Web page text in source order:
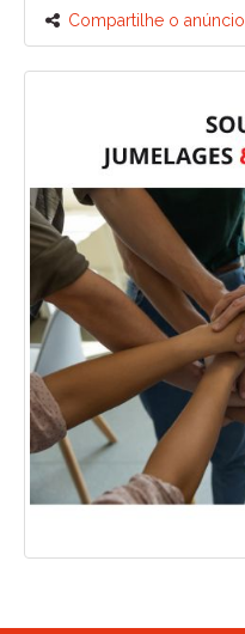
Compartilhe o anúncio